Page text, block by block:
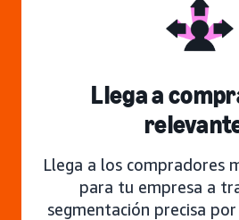
Llega a
Llega a los compradores
para tu empresa a
segmentación precisa